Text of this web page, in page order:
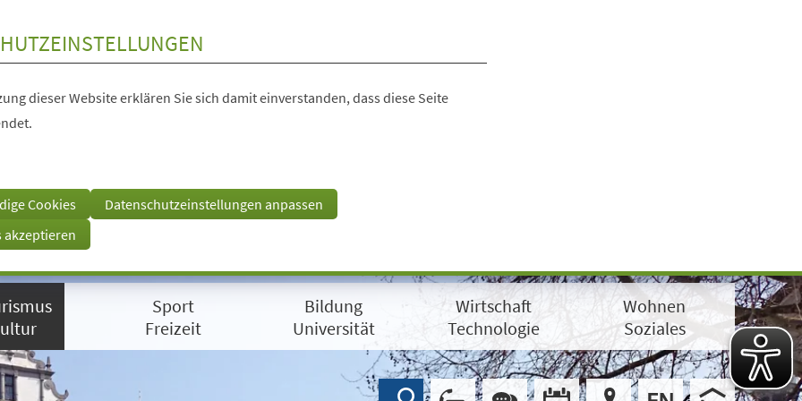
dieser Website erklären Sie sich damit einverstanden, dass diese Seite
Cookies
Datenschutzeinstellungen anpassen
akzeptieren
Sport
Freizeit
Bildung
Universität
Wirtschaft
Technologie
Wohnen
Soziales